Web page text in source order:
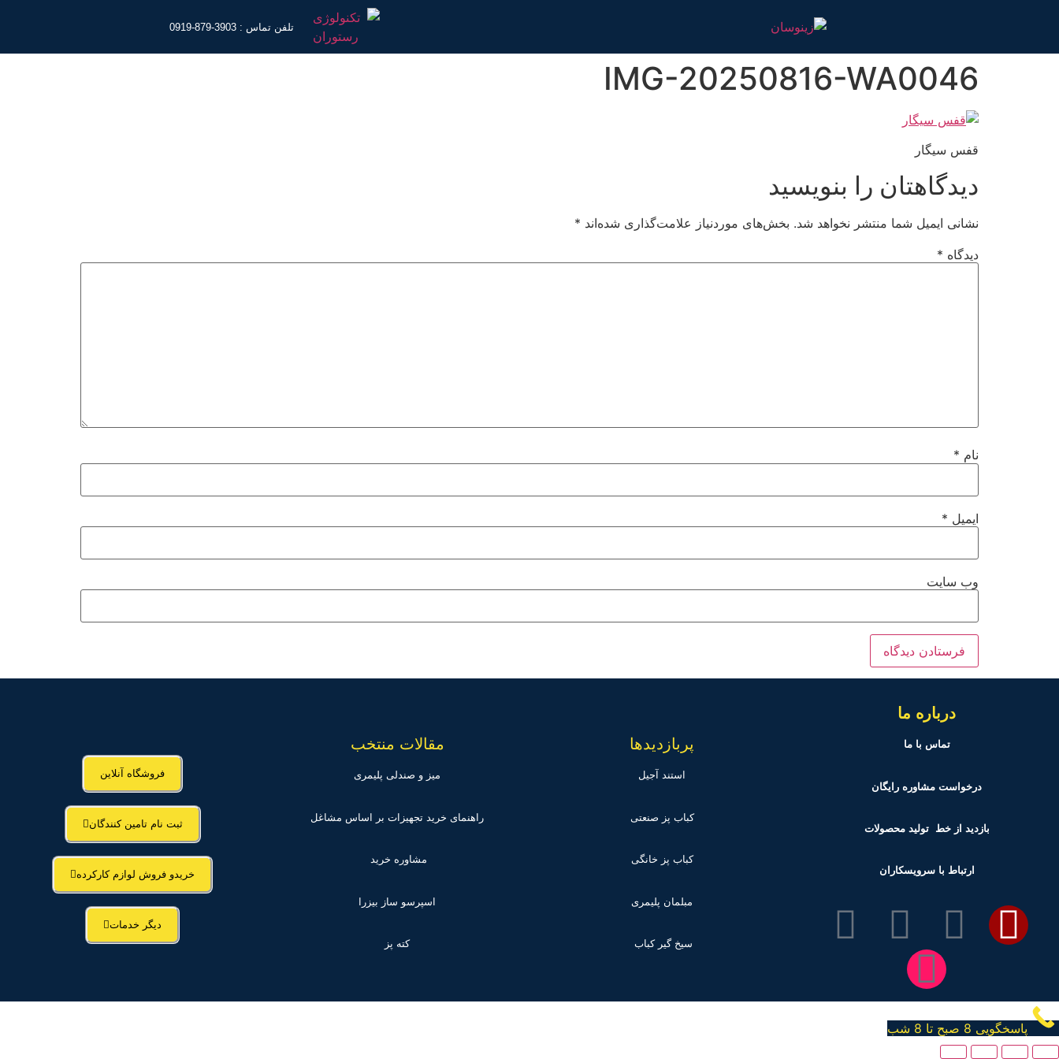
تلفن تماس : 3903-879-0919
IMG-20250816-WA0046
قفس سیگار
دیدگاهتان را بنویسید
نشانی ایمیل شما منتشر نخواهد شد. بخش‌های موردنیاز علامت‌گذاری شده‌اند *
دیدگاه *
نام *
ایمیل *
وب‌ سایت
درباره ما
تماس با ما
درخواست مشاوره رایگان
بازدید از خط تولیدمحصولات
ارتباط با سرویسکاران
پربازدیدها
استند آجیل
کباب پز صنعتی
کباب پز خانگی
مبلمان پلیمری
سیخ گیر کباب
مقالات منتخب
میز و صندلی پلیمری
راهنمای خرید تجهیزات بر اساس مشاغل
مشاوره خرید
اسپرسو ساز بیزرا
کته پز
فروشگاه آنلاین
ثبت نام تامین کنندگان
خریدو فروش لوازم کارکرده
دیگر خدمات
پاسخگویی 8 صبح تا 8 شب